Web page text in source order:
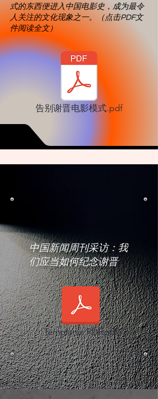
式的东西便进入中国电影史，成为最令
人关注的文化现象之一。（点击PDF文
件阅读全文）
告别谢晋电影模式.pdf
​中国新闻周刊采访：我
们应当如何纪念谢晋
Templates PDF.pdf